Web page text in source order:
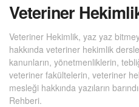
Veteriner
Veteriner Hekimlik, yaz yaz
hakkında veteriner hekimlik
kanunların, yönetmenliklerin,
veteriner fakültelerin, veteriner
mesleği hakkında yazıların
Rehberi.